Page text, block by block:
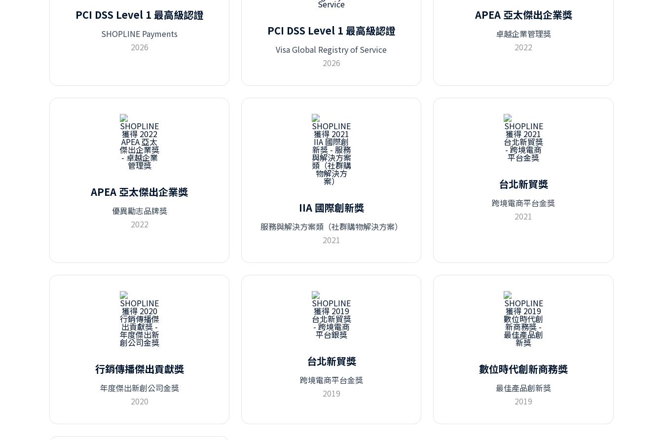
PCI DSS Level 1 最高級認證
SHOPLINE Payments
2026
PCI DSS Level 1 最高級認證
Visa Global Registry of Service
2026
APEA 亞太傑出企業獎
卓越企業管理獎
2022
APEA 亞太傑出企業獎
優異勵志品牌獎
2022
IIA 國際創新獎
服務與解決方案類（社群購物解決方案）
2021
台北新貿獎
跨境電商平台金獎
2021
行銷傳播傑出貢獻獎
年度傑出新創公司金獎
2020
台北新貿獎
跨境電商平台金獎
2019
數位時代創新商務獎
最佳產品創新獎
2019